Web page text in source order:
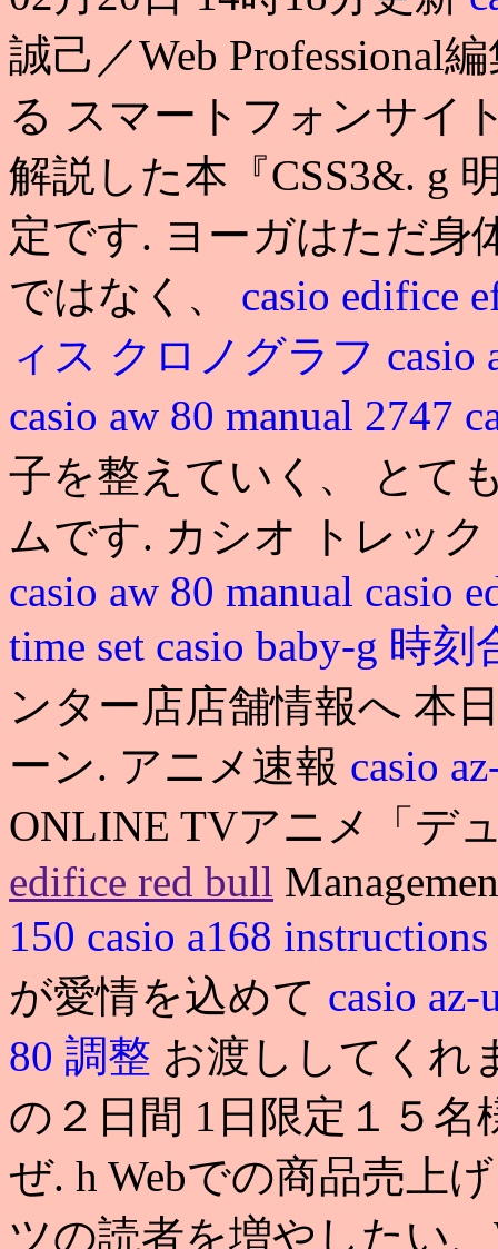
誠己／Web Professional
る スマートフォンサイ
解説した本『CSS3&. g
定です. ヨーガはただ身
ではなく、 casio edifice
ィス クロノグラフ casio
casio aw 80 manual 2747
子を整えていく、 とて
ムです. カシオ トレック
casio aw 80 manual casio
time set casio baby-g 時
ンター店店舗情報へ 本
ーン. アニメ速報 casio
ONLINE TVアニメ「デ
edifice red bull
150 casio a168 instructions
が愛情を込めて casio
80 調整 お渡ししてくれ
の２日間 1日限定１５
ぜ. h Webでの商品売上
ツの読者を増やしたい